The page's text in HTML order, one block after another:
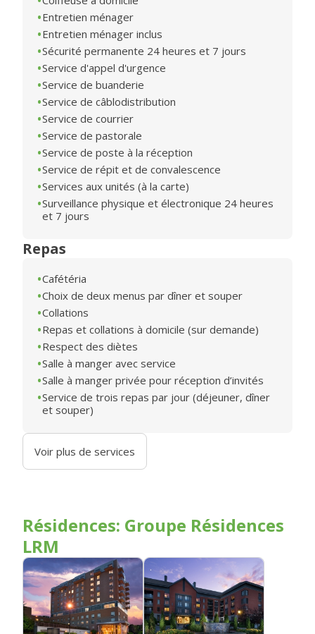
Entretien ménager
Entretien ménager inclus
Sécurité permanente 24 heures et 7 jours
Service d'appel d'urgence
Service de buanderie
Service de câblodistribution
Service de courrier
Service de pastorale
Service de poste à la réception
Service de répit et de convalescence
Services aux unités (à la carte)
Surveillance physique et électronique 24 heures
et 7 jours
Repas
Cafétéria
Choix de deux menus par dîner et souper
Collations
Repas et collations à domicile (sur demande)
Respect des diètes
Salle à manger avec service
Salle à manger privée pour réception d’invités
Service de trois repas par jour (déjeuner, dîner
et souper)
Voir plus de services
Résidences: Groupe Résidences
LRM